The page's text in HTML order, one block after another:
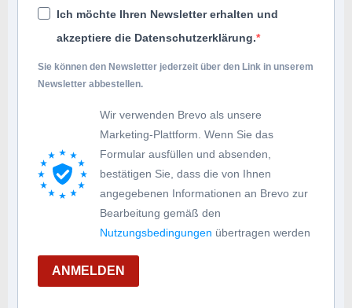
Ich möchte Ihren Newsletter erhalten und
akzeptiere die Datenschutzerklärung.
Sie können den Newsletter jederzeit über den Link in unserem
Newsletter abbestellen.
Wir verwenden Brevo als unsere
Marketing-Plattform. Wenn Sie das
Formular ausfüllen und absenden,
bestätigen Sie, dass die von Ihnen
angegebenen Informationen an Brevo zur
Bearbeitung gemäß den
Nutzungsbedingungen übertragen werden
ANMELDEN